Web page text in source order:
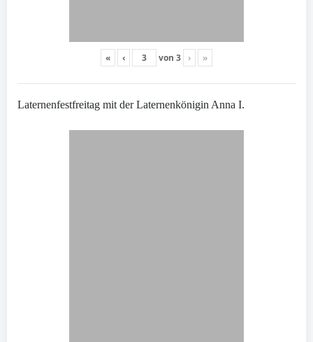
« ‹ von 3 › »
Laternenfestfreitag mit der Laternenkönigin Anna I.